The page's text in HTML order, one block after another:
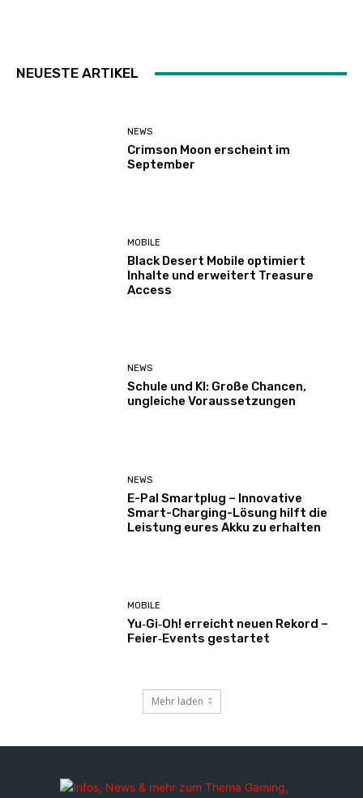
NEUESTE ARTIKEL
NEWS
Crimson Moon erscheint im
September
MOBILE
Black Desert Mobile optimiert
Inhalte und erweitert Treasure
Access
NEWS
Schule und KI: Große Chancen,
ungleiche Voraussetzungen
NEWS
E-Pal Smartplug – Innovative
Smart-Charging-Lösung hilft die
Leistung eures Akku zu erhalten
MOBILE
Yu‑Gi‑Oh! erreicht neuen Rekord –
Feier‑Events gestartet
Mehr laden